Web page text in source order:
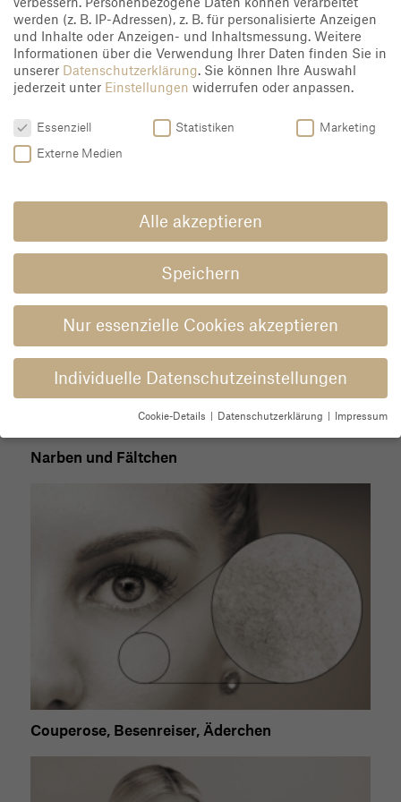
Narben und Fältchen
Couperose, Besenreiser, Äderchen
werden (z. B. IP-Adressen), z. B. für personalisierte Anzeigen
und Inhalte oder Anzeigen- und Inhaltsmessung. Weitere
Informationen über die Verwendung Ihrer Daten finden Sie in
unserer Datenschutzerklärung. Sie können Ihre Auswahl
jederzeit unter Einstellungen widerrufen oder anpassen.
Datenschutzeinstellungen
Essenziell Statistiken
Marketing
Externe Medien
Alle akzeptieren
Speichern
Nur essenzielle Cookies akzeptieren
Individuelle Datenschutzeinstellungen
Cookie-Details Datenschutzerklärung Impressum
Datenschutzeinstellungen
Wenn Sie unter 16 Jahre alt sind und Ihre Zustimmung zu
Erziehungsberechtigten um Erlaubnis bitten.
Wir verwenden Cookies und andere Technologien auf
unserer Website. Einige von ihnen sind essenziell, während
andere uns helfen, diese Website und Ihre Erfahrung zu
verbessern. Personenbezogene Daten können verarbeitet
werden (z. B. IP-Adressen), z. B. für personalisierte Anzeigen
und Inhalte oder Anzeigen- und Inhaltsmessung.
Weitere
Informationen über die Verwendung Ihrer Daten finden Sie in
Datenschutzerklärung
Hier finden Sie eine Übersicht über alle verwendeten
Cookies. Sie können Ihre Einwilligung zu ganzen Kategorien
geben oder sich weitere Informationen anzeigen lassen und
so nur bestimmte Cookies auswählen.
Alle akzeptieren